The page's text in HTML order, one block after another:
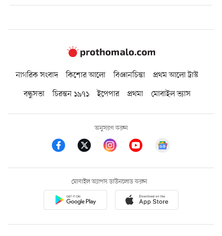
নাগরিক সংবাদ কিশোর আলো বিজ্ঞানচিন্তা
প্রথম আলো ট্রাস্ট
বন্ধুসভা
চিরন্তন ১৯৭১ ইপেপার প্রথমা মোবাইল ভ্যাস
অনুসরণ করুন
মোবাইল অ্যাপস ডাউনলোড করুন